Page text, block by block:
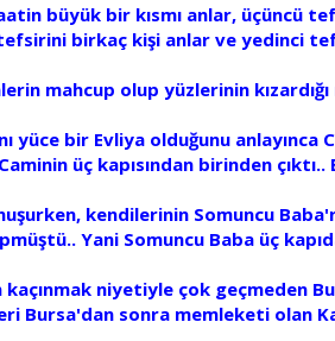
büyük bir kısmı anlar, üçüncü
birkaç kişi anlar ve yedinci
mahcup olup yüzlerinin
bir Evliya olduğunu anlayınca
üç kapısından birinden
kendilerinin Somuncu
Yani Somuncu Baba üç
niyetiyle çok geçmeden
Bursa'dan sonra memleketi olan